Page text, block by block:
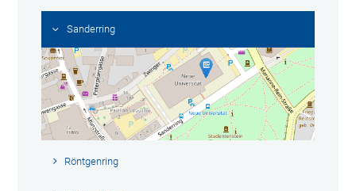
Sanderring
Röntgenring